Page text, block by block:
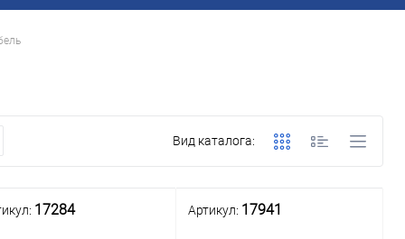
Вид каталога:
17284 Артикул: 17941